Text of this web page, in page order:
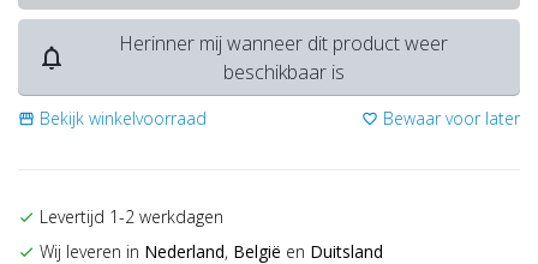
notifications_none
Herinner mij wanneer dit product weer
beschikbaar is
storefront Bekijk winkelvoorraad favorite_border Bewaar voor later
check Levertijd 1-2 werkdagen
check Wij leveren in Nederland, België en Duitsland